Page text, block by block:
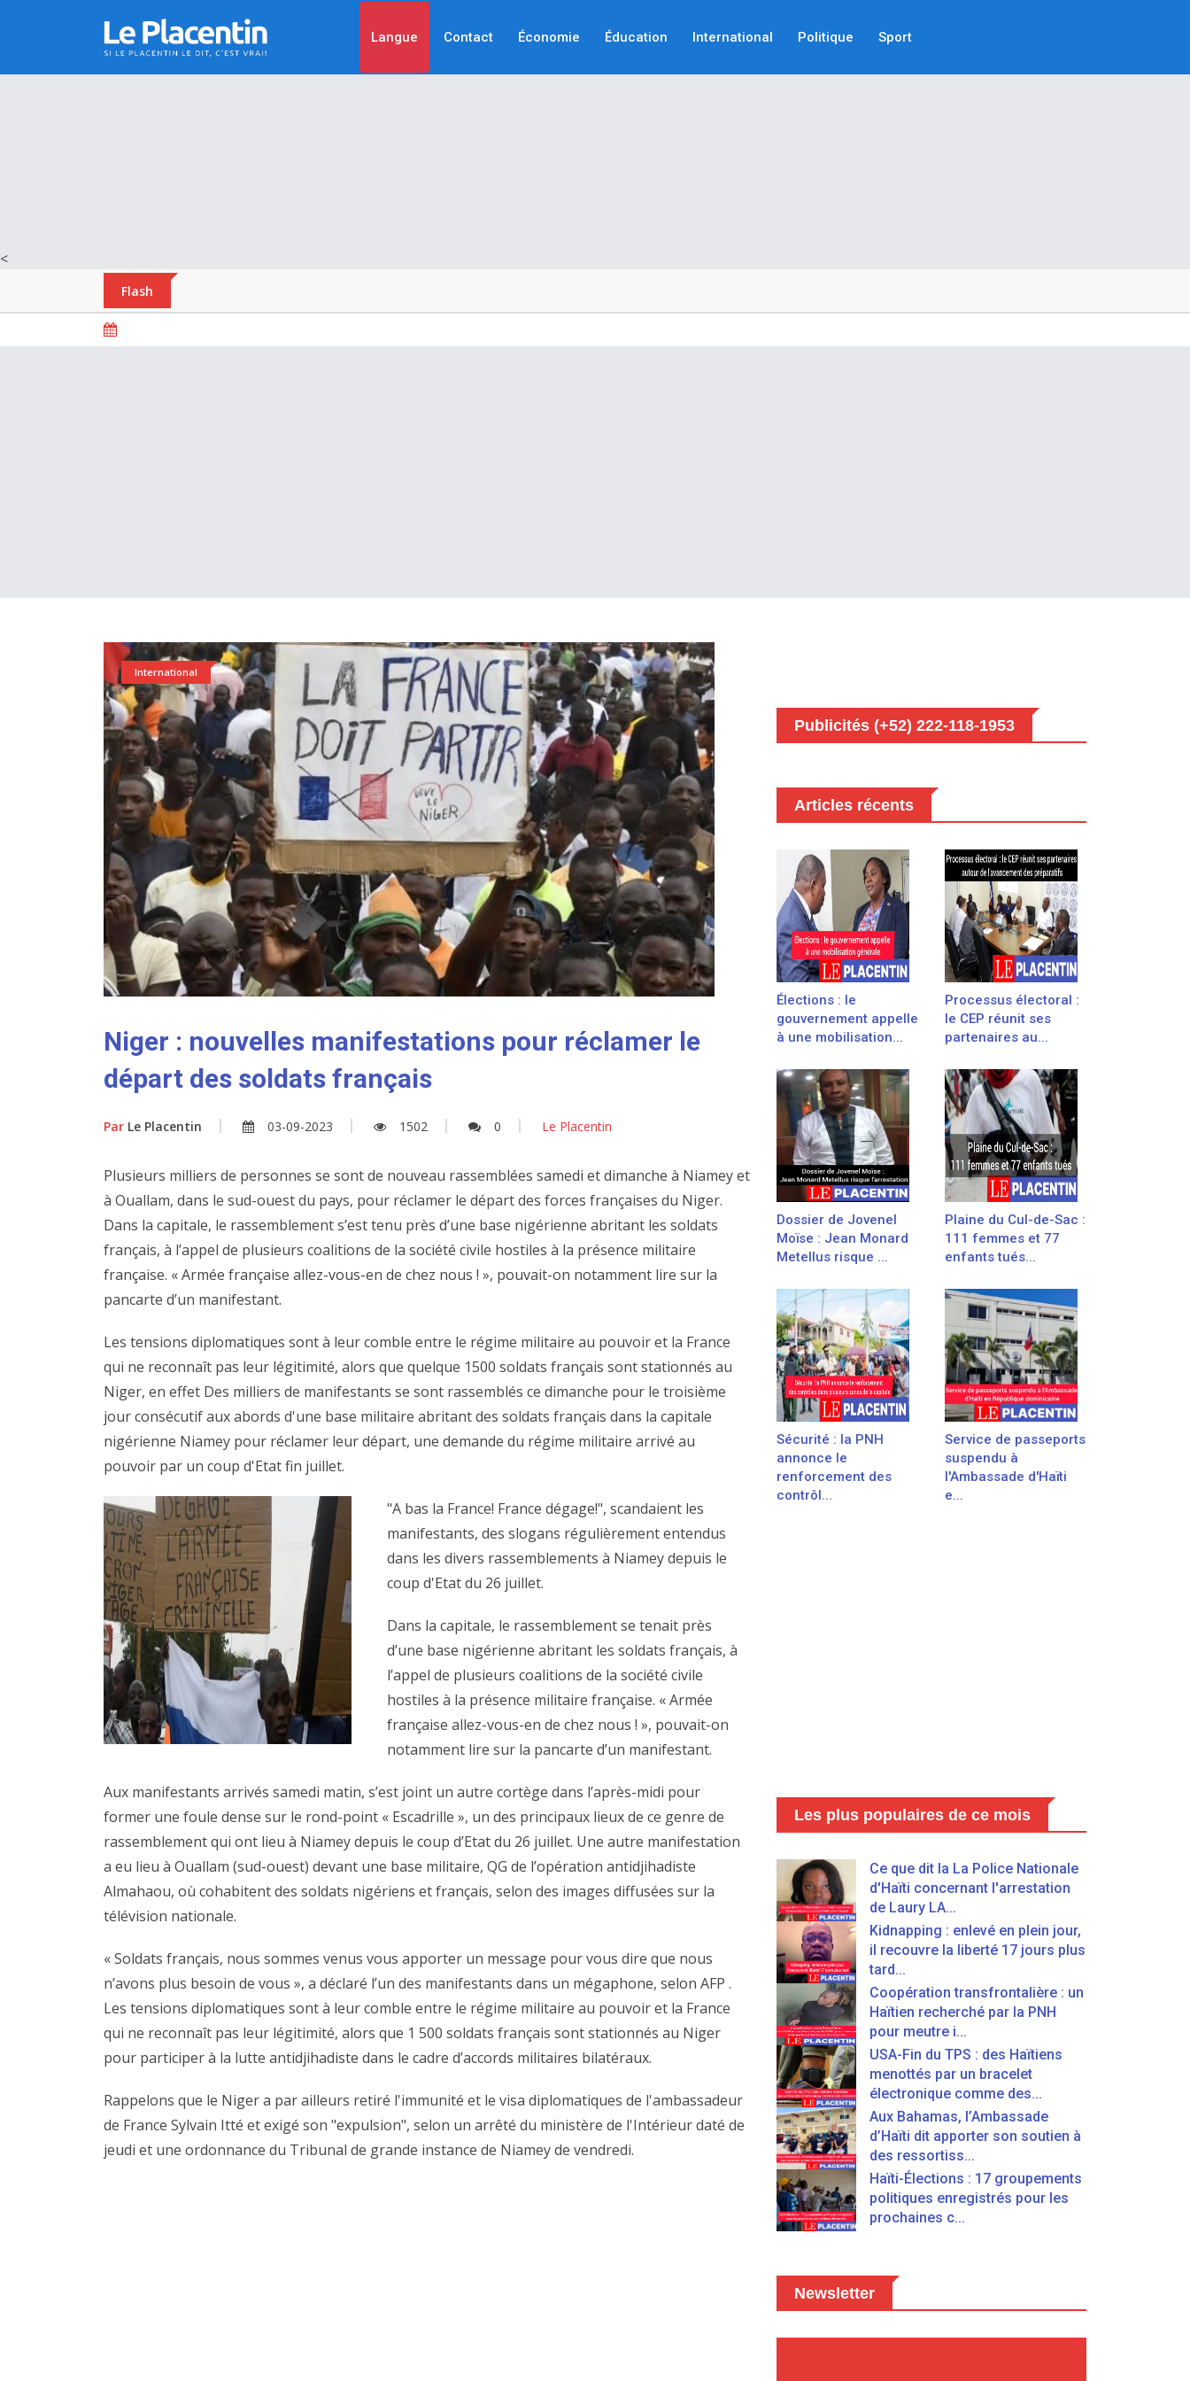
<
Langue Contact Économie Éducation International Politique Sport
Flash
International
Niger : nouvelles manifestations pour réclamer le
départ des soldats français
Par Le Placentin 03-09-2023 1502 0 Le Placentin
Plusieurs milliers de personnes se sont de nouveau rassemblées samedi et dimanche à Niamey et
à Ouallam, dans le sud-ouest du pays, pour réclamer le départ des forces françaises du Niger.
Dans la capitale, le rassemblement s’est tenu près d’une base nigérienne abritant les soldats
français, à l’appel de plusieurs coalitions de la société civile hostiles à la présence militaire
française. « Armée française allez-vous-en de chez nous ! », pouvait-on notamment lire sur la
pancarte d’un manifestant.
Les tensions diplomatiques sont à leur comble entre le régime militaire au pouvoir et la France
qui ne reconnaît pas leur légitimité, alors que quelque 1500 soldats français sont stationnés au
Niger, en effet Des milliers de manifestants se sont rassemblés ce dimanche pour le troisième
jour consécutif aux abords d'une base militaire abritant des soldats français dans la capitale
nigérienne Niamey pour réclamer leur départ, une demande du régime militaire arrivé au
pouvoir par un coup d'Etat fin juillet.
"A bas la France! France dégage!", scandaient les
manifestants, des slogans régulièrement entendus
dans les divers rassemblements à Niamey depuis le
coup d'Etat du 26 juillet.
Dans la capitale, le rassemblement se tenait près
d’une base nigérienne abritant les soldats français, à
l’appel de plusieurs coalitions de la société civile
hostiles à la présence militaire française. « Armée
française allez-vous-en de chez nous ! », pouvait-on
notamment lire sur la pancarte d’un manifestant.
Aux manifestants arrivés samedi matin, s’est joint un autre cortège dans l’après-midi pour
former une foule dense sur le rond-point « Escadrille », un des principaux lieux de ce genre de
rassemblement qui ont lieu à Niamey depuis le coup d’Etat du 26 juillet. Une autre manifestation
a eu lieu à Ouallam (sud-ouest) devant une base militaire, QG de l’opération antidjihadiste
Almahaou, où cohabitent des soldats nigériens et français, selon des images diffusées sur la
télévision nationale.
« Soldats français, nous sommes venus vous apporter un message pour vous dire que nous
n’avons plus besoin de vous », a déclaré l’un des manifestants dans un mégaphone, selon AFP .
Les tensions diplomatiques sont à leur comble entre le régime militaire au pouvoir et la France
qui ne reconnaît pas leur légitimité, alors que 1 500 soldats français sont stationnés au Niger
pour participer à la lutte antidjihadiste dans le cadre d’accords militaires bilatéraux.
Rappelons que le Niger a par ailleurs retiré l'immunité et le visa diplomatiques de l'ambassadeur
de France Sylvain Itté et exigé son "expulsion", selon un arrêté du ministère de l'Intérieur daté de
jeudi et une ordonnance du Tribunal de grande instance de Niamey de vendredi.
Publicités (+52) 222-118-1953
Articles récents
Élections : le
gouvernement appelle
à une mobilisation...
Processus électoral :
le CEP réunit ses
partenaires au...
Dossier de Jovenel
Moïse : Jean Monard
Metellus risque ...
Plaine du Cul-de-Sac :
111 femmes et 77
enfants tués...
Sécurité : la PNH
annonce le
renforcement des
contrôl...
Service de passeports
suspendu à
l'Ambassade d'Haïti
e...
Les plus populaires de ce mois
Ce que dit la La Police Nationale
d'Haïti concernant l'arrestation
de Laury LA...
Kidnapping : enlevé en plein jour,
il recouvre la liberté 17 jours plus
tard...
Coopération transfrontalière : un
Haïtien recherché par la PNH
pour meutre i...
USA-Fin du TPS : des Haïtiens
menottés par un bracelet
électronique comme des...
Aux Bahamas, l’Ambassade
d’Haïti dit apporter son soutien à
des ressortiss...
Haïti-Élections : 17 groupements
politiques enregistrés pour les
prochaines c...
Newsletter